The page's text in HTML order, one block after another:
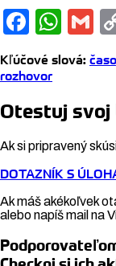
Kľúčové slová:
rozhovor
Otestuj svoj
Ak si pripravený
DOTAZNÍK S
Ak máš akékoľvek
alebo napíš mail na